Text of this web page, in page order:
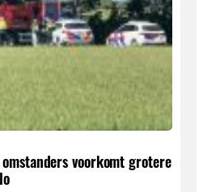
voorkomt grotere